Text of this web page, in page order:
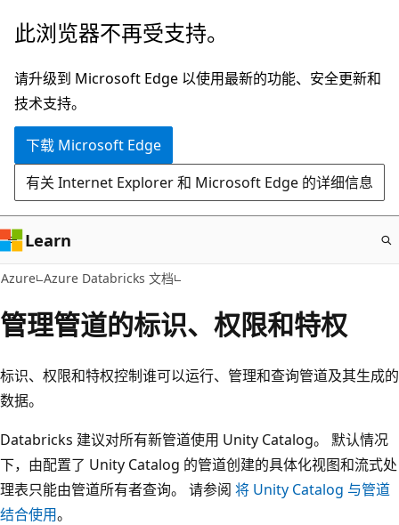
跳
主
要
内
此浏览器不再受支持。
请升级到 Microsoft Edge 以使用最新的功能、安全更新和
技术支持。
下载 Microsoft Edge
有关 Internet Explorer 和 Microsoft Edge 的详细信息
Learn
Azure Azure Databricks 文档
管理管道的标识、权限和特权
标识、权限和特权控制谁可以运行、管理和查询管道及其生成的
数据。
Databricks 建议对所有新管道使用 Unity Catalog。 默认情况
下，由配置了 Unity Catalog 的管道创建的具体化视图和流式处
理表只能由管道所有者查询。 请参阅 将 Unity Catalog 与管道
结合使用。